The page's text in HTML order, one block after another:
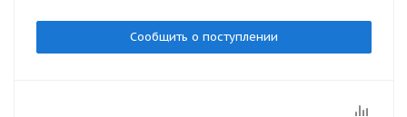
Сообщить о поступлении